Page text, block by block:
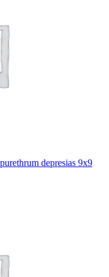
depresias 9x9